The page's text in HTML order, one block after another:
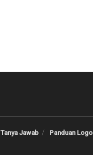
Tanya Jawab Panduan Logo